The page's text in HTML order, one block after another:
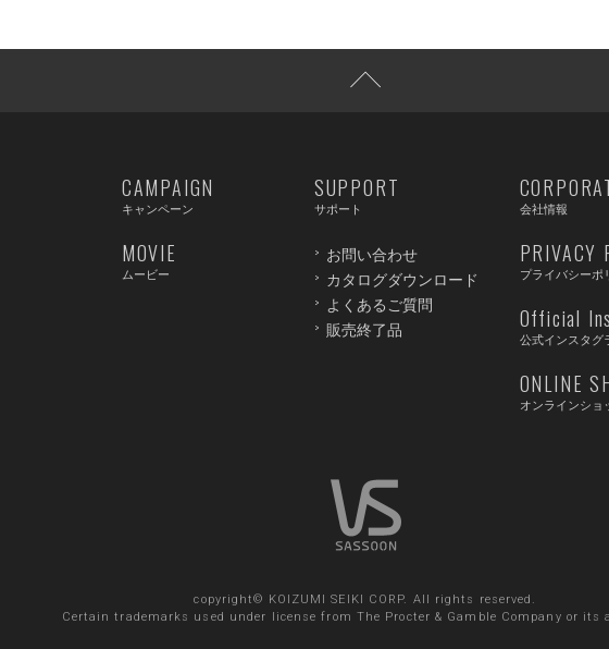
CAMPAIGN
キャンペーン
MOVIE
ムービー
SUPPORT
サポート
お問い合わせ
カタログダウンロード
よくあるご質問
販売終了品
会社情報
PRIVACY
プライバシーポ
Official
公式インスタグ
ONLINE
オンラインショ
copyright© KOIZUMI SEIKI CORP. All rights reserved.
Certain trademarks used under license from The Procter & Gamble Company or